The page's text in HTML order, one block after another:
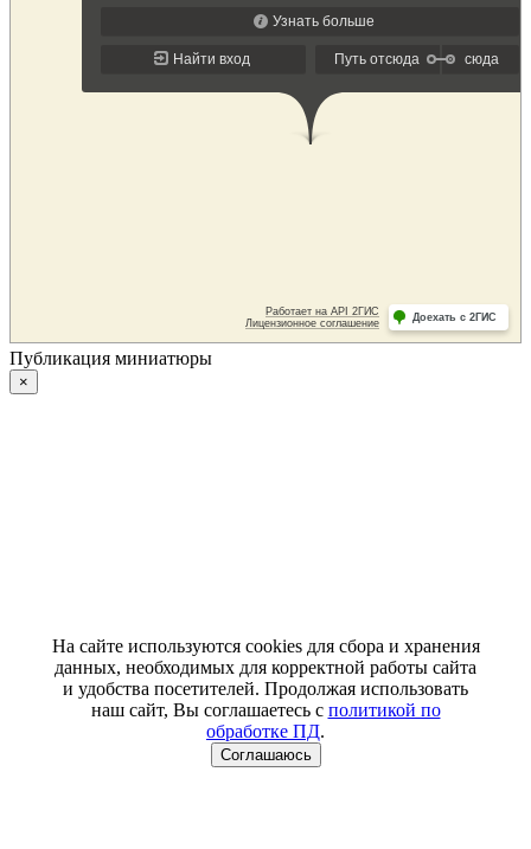
Публикация миниатюры
×
На сайте используются cookies для сбора и хранения
данных, необходимых для корректной работы сайта
и удобства посетителей. Продолжая использовать
наш сайт, Вы соглашаетесь с политикой по
обработке ПД.
Соглашаюсь